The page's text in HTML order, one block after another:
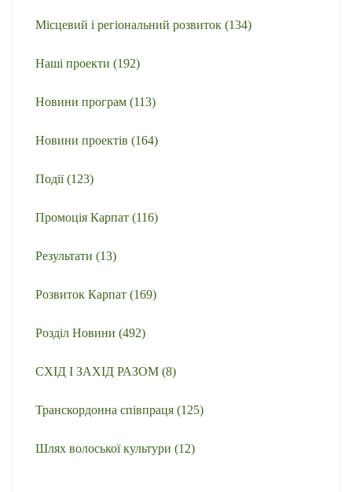
Місцевий і регіональний розвиток (134)
Наші проекти (192)
Новини програм (113)
Новини проектів (164)
Події(123)
Промоція Карпат (116)
Результати (13)
Розвиток Карпат (169)
Розділ Новини (492)
СХІД І ЗАХІД РАЗОМ (8)
Транскордонна співпраця (125)
Шлях волоської культури (12)